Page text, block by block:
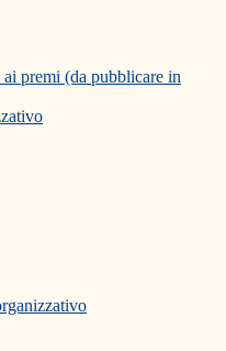
premi (da pubblicare in